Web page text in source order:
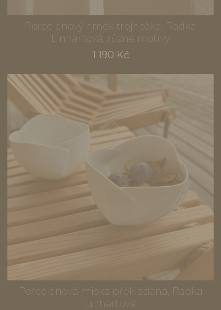
Porcelánový hrnek trojnožka, Radka
Linhartová, různé motivy
1 190 Kč
Porcelánová miska překládaná, Radka
Linhartová